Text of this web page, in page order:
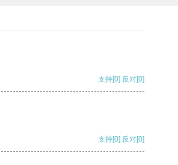
支持[0] 反对[0]
支持[0] 反对[0]